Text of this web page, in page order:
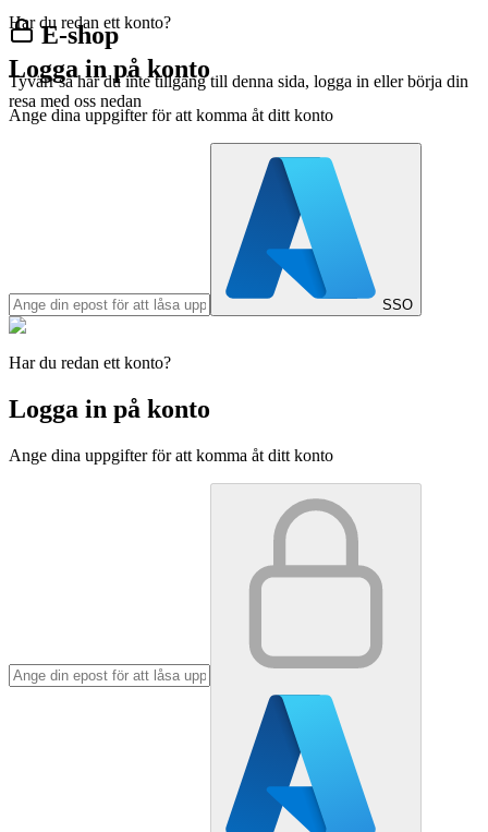
E-shop
Tyvärr så har du inte tillgång till denna sida, logga in eller börja din
resa med oss nedan
Har du redan ett konto?
Logga in på konto
Ange dina uppgifter för att komma åt ditt konto
SSO
Har du redan ett konto?
Logga in på konto
Ange dina uppgifter för att komma åt ditt konto